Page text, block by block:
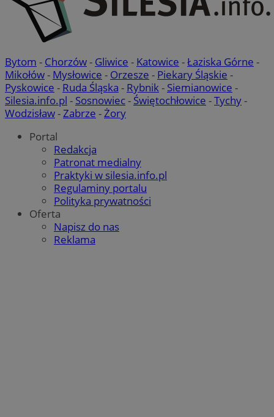
Bytom - Chorzów- Gliwice - Katowice -Łaziska Górne -
Mikołów- Mysłowice - Orzesze - Piekary Śląskie -
Pyskowice - Ruda Śląska - Rybnik- Siemianowice -
Silesia.info.pl - Sosnowiec- Świętochłowice -Tychy-
Wodzisław-Zabrze -Żory
Portal
Redakcja
Patronat medialny
Praktyki w silesia.info.pl
Regulaminy portalu
Polityka prywatności
Oferta
Napisz do nas
Reklama